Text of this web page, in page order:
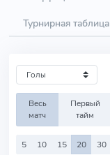
Турнирная таблица
Весь
матч
Первый
тайм
5 10 15 20 30